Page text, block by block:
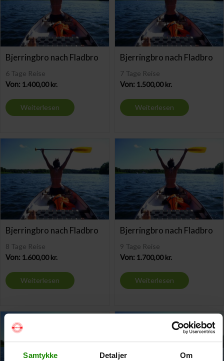
Samtykke Detaljer Om
Bjerringbro nach Fladbro
6 Tage Reise
Von: 1.400,00kr.
Weiterlesen
Bjerringbro nach Fladbro
7 Tage Reise
Von: 1.500,00kr.
Weiterlesen
Bjerringbro nach Fladbro
8 Tage Reise
Von: 1.600,00kr.
Weiterlesen
Bjerringbro nach Fladbro
9 Tage Reise
Von: 1.700,00kr.
Weiterlesen